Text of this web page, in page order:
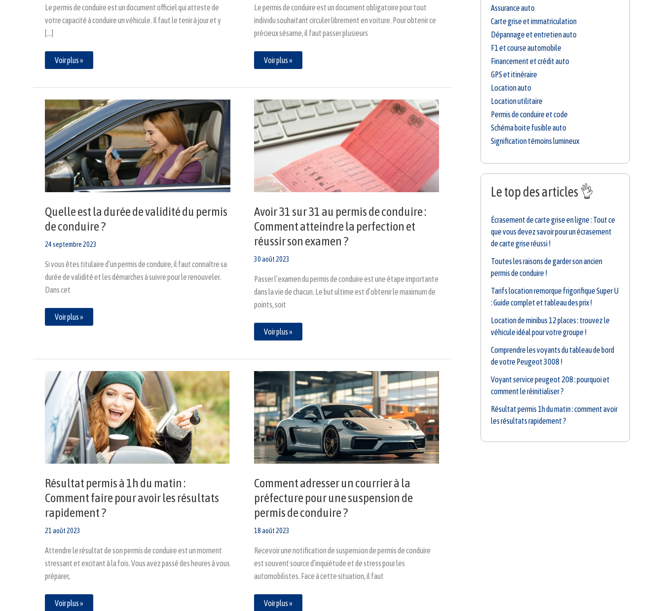
Le permis de conduire est un document officiel qui atteste de
votre capacité à conduire un véhicule. Il faut le tenir à jour et y
[…]
Voir plus »
Le permis de conduire est un document obligatoire pour tout
individu souhaitant circuler librement en voiture. Pour obtenir ce
précieux sésame, il faut passer plusieurs
Voir plus »
Quelle est la durée de validité du permis
de conduire ?
24 septembre 2023
Si vous êtes titulaire d’un permis de conduire, il faut connaître sa
durée de validité et les démarches à suivre pour le renouveler.
Dans cet
Quelle
est
durée
de
validité
du
permis
de
conduire
?
Voir plus »
Avoir 31 sur 31 au permis de conduire :
Comment atteindre la perfection et
réussir son examen ?
30 août 2023
Passer l’examen du permis de conduire est une étape importante
dans la vie de chacun. Le but ultime est d’obtenir le maximum de
points, soit
Avoir
31
sur
31
au
permis
de
Comment
atteindre
la
réussir
examen
?
Voir plus »
Résultat permis à 1h du matin :
Comment faire pour avoir les résultats
rapidement ?
21 août 2023
Attendre le résultat de son permis de conduire est un moment
stressant et excitant à la fois. Vous avez passé des heures à vous
préparer,
Résultat
permis
matin
:
Comment
faire
pour
avoir
les
rapidement
?
Voir plus »
Comment adresser un courrier à la
préfecture pour une suspension de
permis de conduire ?
18 août 2023
Recevoir une notification de suspension de permis de conduire
est souvent source d’inquiétude et de stress pour les
automobilistes. Face à cette situation, il faut
Comment
adresser
un
courrier
à
la
préfecture
pour
une
suspension
permis
?
Voir plus »
Assurance auto
Carte grise et immatriculation
Dépannage et entretien auto
F1 et course automobile
Financement et crédit auto
GPS et itinéraire
Location auto
Location utilitaire
Permis de conduire et code
Schéma boite fusible auto
Signification témoins lumineux
Le top des articles 👌
Écrasement de carte grise en ligne : Tout ce
que vous devez savoir pour un écrasement
de carte grise réussi !
Toutes les raisons de garder son ancien
permis de conduire !
Tarifs location remorque frigorifique Super U
: Guide complet et tableau des prix !
Location de minibus 12 places : trouvez le
véhicule idéal pour votre groupe !
Comprendre les voyants du tableau de bord
de votre Peugeot 3008 !
Voyant service peugeot 208 : pourquoi et
comment le réinitialiser ?
Résultat permis 1h du matin : comment avoir
les résultats rapidement ?